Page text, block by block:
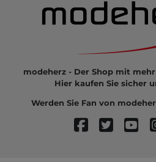
modeherz - Der Shop mit
Hier kaufen Sie sicher
Werden Sie Fan von